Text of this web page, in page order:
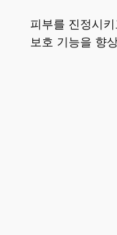
피부를 진정시
보호 기능을 향